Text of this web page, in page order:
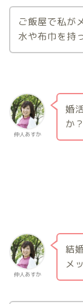
ご飯屋で私が
水や布巾を持
仲人あすか
婚
か？
仲人あすか
結
メ